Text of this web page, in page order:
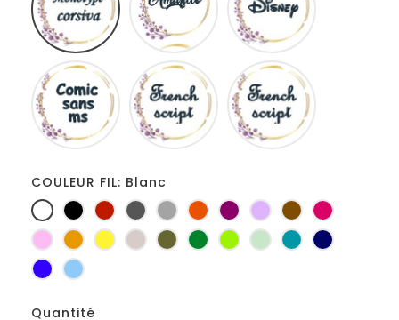
Comic
sans
ms
French
script
COULEUR FIL: Blanc
BlancNoir RougeGris
foncé
Gris
clair
OrangePruneLilasMarronFuchsia
RoseJaune
d'or
jauneFicelleKaki Vert
bouteille
Anis
Vert
d'eau
Turquoise
Marine
Bleu
roi
Bleu
Quantité